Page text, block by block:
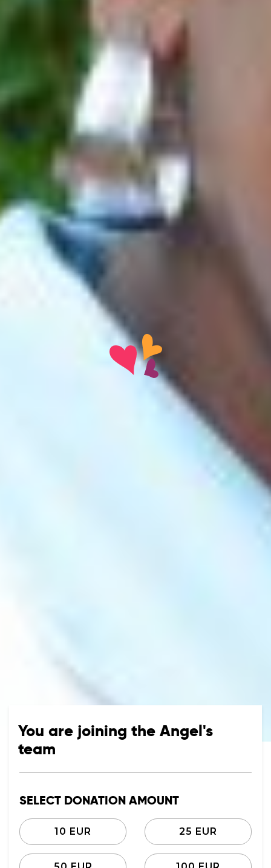
You are joining the Angel's
team
SELECT DONATION AMOUNT
10 EUR 25 EUR